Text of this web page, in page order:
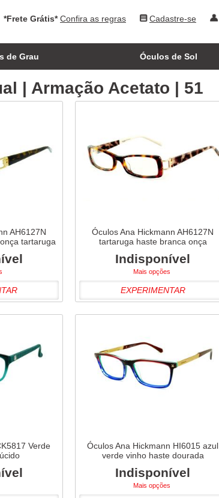
Cadastre-se
*Frete Grátis* Confira as regras
de Grau Óculos de Sol
| Armação Acetato | 51
AH6127N
tartaruga
Óculos Ana Hickmann AH6127N
tartaruga haste branca onça
Indisponível
Mais opções
EXPERIMENTAR
Verde
Óculos Ana Hickmann HI6015 azul
verde vinho haste dourada
Indisponível
Mais opções